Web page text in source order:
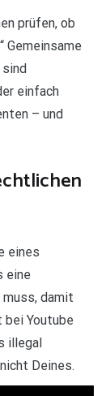
prüfen, ob
Gemeinsame
einfach
– und
eines
eine
damit
bei Youtube
illegal
Deines.